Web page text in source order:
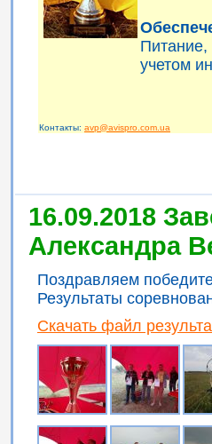
учетом
Контакты: avp@avispro.com.ua
16.09.2018
Александра
Поздравляем
Результаты
Скачать файл